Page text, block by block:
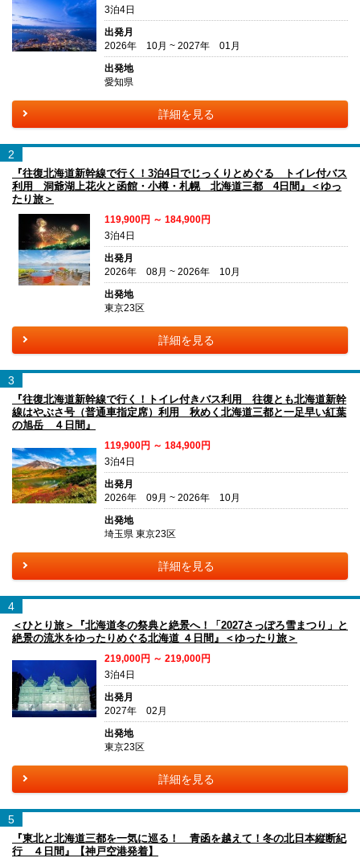
3泊4日
出発月
2026年 10月 ~ 2027年 01月
出発地
愛知県
詳細を見る
2
『往復北海道新幹線で行く！3泊4日でじっくりとめぐる トイレ付バス
利用 洞爺湖上花火と函館・小樽・札幌 北海道三都 4日間』＜ゆっ
たり旅＞
119,900円 ～ 184,900円
3泊4日
出発月
2026年 08月 ~ 2026年 10月
出発地
東京23区
詳細を見る
3
『往復北海道新幹線で行く！トイレ付きバス利用 往復とも北海道新幹
線はやぶさ号（普通車指定席）利用 秋めく北海道三都と一足早い紅葉
の旭岳 ４日間』
119,900円 ～ 184,900円
3泊4日
出発月
2026年 09月 ~ 2026年 10月
出発地
埼玉県 東京23区
詳細を見る
4
＜ひとり旅＞『北海道冬の祭典と絶景へ！「2027さっぽろ雪まつり」と
絶景の流氷をゆったりめぐる北海道 ４日間』＜ゆったり旅＞
219,000円 ～ 219,000円
3泊4日
出発月
2027年 02月
出発地
東京23区
詳細を見る
5
『東北と北海道三都を一気に巡る！ 青函を越えて！冬の北日本縦断紀
行 ４日間』【神戸空港発着】